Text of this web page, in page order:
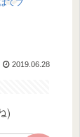
てブ
2019.06.28
)